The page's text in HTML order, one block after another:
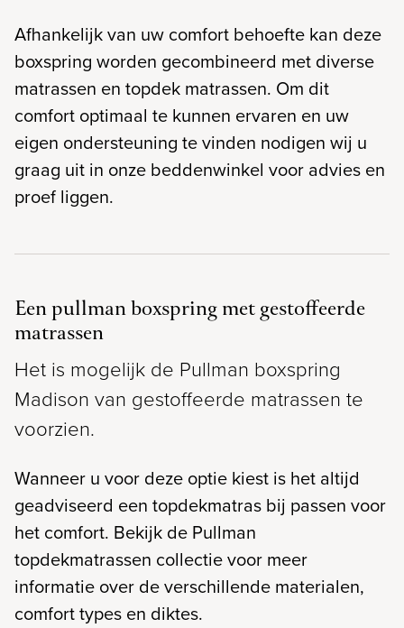
Afhankelijk van uw comfort behoefte kan deze
boxspring worden gecombineerd met diverse
matrassen en topdek matrassen. Om dit
comfort optimaal te kunnen ervaren en uw
eigen ondersteuning te vinden nodigen wij u
graag uit in onze beddenwinkel voor advies en
proef liggen.
Een pullman boxspring met gestoffeerde
matrassen
Het is mogelijk de Pullman boxspring
Madison van gestoffeerde matrassen te
voorzien.
Wanneer u voor deze optie kiest is het altijd
geadviseerd een topdekmatras bij passen voor
het comfort. Bekijk de Pullman
topdekmatrassen collectie voor meer
informatie over de verschillende materialen,
comfort types en diktes.